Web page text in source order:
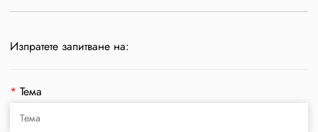
Изпратете запитване на:
* Тема